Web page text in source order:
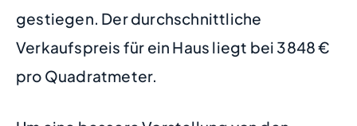
gestiegen. Der durchschnittliche
Verkaufspreis für ein Haus liegt bei 3848 €
pro Quadratmeter.